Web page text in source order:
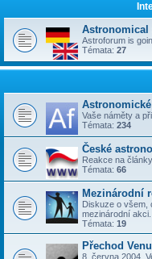
Astronomical
Astroforum is
Témata: 27
Vaše náměty a
Témata: 234
České
Reakce na
Témata: 66
Mezinárodní
Diskuze o všem,
mezinárodní akci.
Témata: 19
Přechod
8. června 2004,